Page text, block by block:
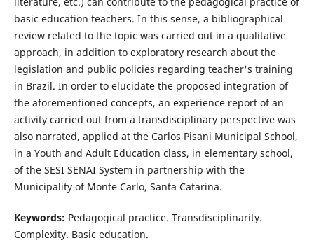
basic education teachers. In this sense, a bibliographical
review related to the topic was carried out in a qualitative
approach, in addition to exploratory research about the
legislation and public policies regarding teacher's training
in Brazil. In order to elucidate the proposed integration of
the aforementioned concepts, an experience report of an
activity carried out from a transdisciplinary perspective was
also narrated, applied at the Carlos Pisani Municipal School,
in a Youth and Adult Education class, in elementary school,
of the SESI SENAI System in partnership with the
Municipality of Monte Carlo, Santa Catarina.
Keywords: Pedagogical practice. Transdisciplinarity.
Complexity. Basic education.